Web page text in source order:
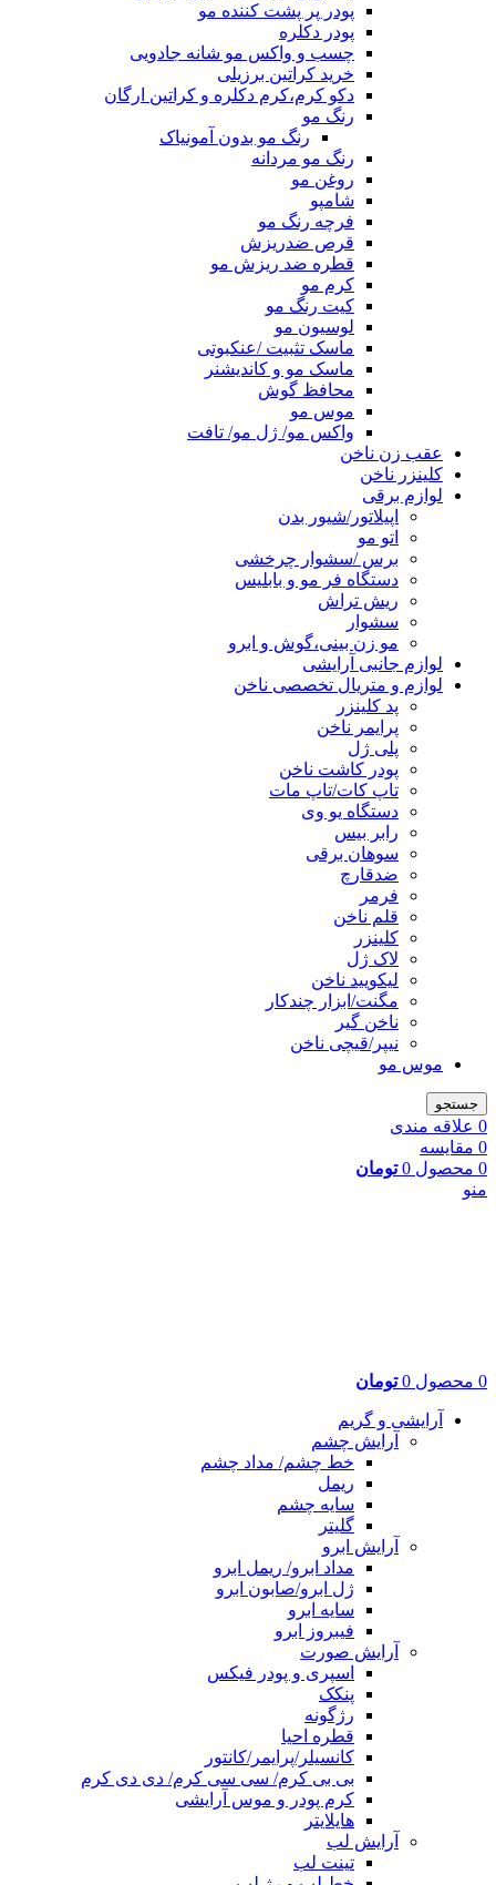
پودر پر پشت کننده مو
پودر دکلره
چسب و واکس مو شانه جادویی
خرید کراتین برزیلی
دکو کرم،کرم دکلره و کراتین ارگان
رنگ مو
رنگ مو بدون آمونیاک
رنگ مو مردانه
روغن مو
شامپو
فرچه رنگ مو
قرص ضدریزش
قطره ضد ریزش مو
کرم مو
کیت رنگ مو
لوسیون مو
ماسک تثبیت /عنکبوتی
ماسک مو و کاندیشنر
محافظ گوش
موس مو
واکس مو/ ژل مو/ تافت
عقب زن ناخن
کلینزر ناخن
لوازم برقی
اپیلاتور/شیور بدن
اتو مو
برس /سشوار چرخشی
دستگاه فر مو و بابلیس
ریش تراش
سشوار
مو زن بینی،گوش و ابرو
لوازم جانبی آرایشی
لوازم و متریال تخصصی ناخن
پد کلینزر
پرایمر ناخن
پلی ژل
پودر کاشت ناخن
تاپ کات/تاپ مات
دستگاه یو وی
رابر بیس
سوهان برقی
ضدقارچ
فرمر
قلم ناخن
کلینزر
لاک ژل
لیکوييد ناخن
مگنت/ابزار چندکار
ناخن گیر
نیپر/قیچی ناخن
موس مو
جستجو
0 علاقه مندی
0 مقایسه
0 محصول 0 تومان
منو
0 محصول 0 تومان
آرایشی و گریم
آرایش چشم
خط چشم/ مداد چشم
ریمل
سایه چشم
گلیتر
آرایش ابرو
مداد ابرو/ ریمل ابرو
ژل ابرو/صابون ابرو
سایه ابرو
فیبروز ابرو
آرایش صورت
اسپری و پودر فیکس
پنکک
رژگونه
قطره احیا
کانسیلر/پرایمر/کانتور
بی بی کرم/ سی سی کرم/ دی دی کرم
کرم پودر و موس آرایشی
هایلایتر
آرایش لب
تینت لب